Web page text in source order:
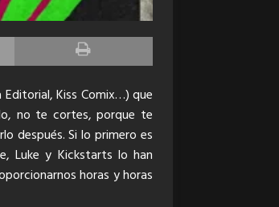
Kiss Comix…)que
no te cortes, porque te
después. Si lo primero es
Luke y Kickstarts lo han
horas y horas